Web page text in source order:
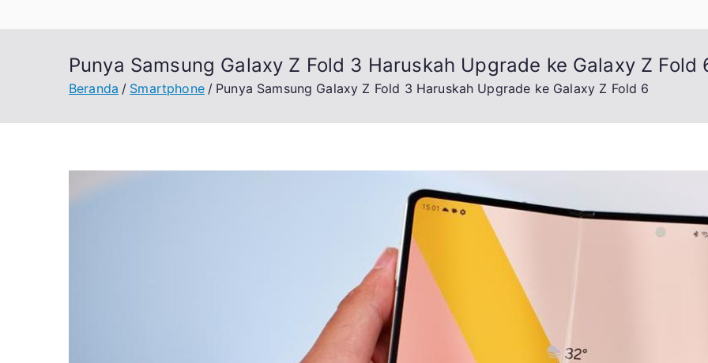
Punya Samsung Galaxy Z Fold 3 Haruskah Upgrade ke Galaxy Z Fold
Beranda Smartphone Punya Samsung Galaxy Z Fold 3 Haruskah Upgrade ke Galaxy Z Fold 6